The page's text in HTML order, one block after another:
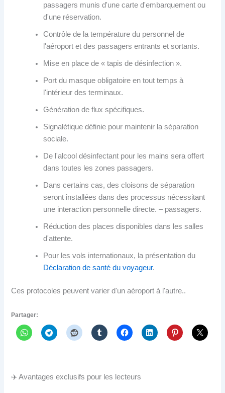
passagers munis d'une carte d'embarquement ou
d'une réservation.
Contrôle de la température du personnel de
l'aéroport et des passagers entrants et sortants.
Mise en place de « tapis de désinfection ».
Port du masque obligatoire en tout temps à
l'intérieur des terminaux.
Génération de flux spécifiques.
Signalétique définie pour maintenir la séparation
sociale.
De l'alcool désinfectant pour les mains sera offert
dans toutes les zones passagers.
Dans certains cas, des cloisons de séparation
seront installées dans des processus nécessitant
une interaction personnelle directe. – passagers.
Réduction des places disponibles dans les salles
d'attente.
Pour les vols internationaux, la présentation du
Déclaration de santé du voyageur.
Ces protocoles peuvent varier d'un aéroport à l'autre..
Partager:
✈️ Avantages exclusifs pour les lecteurs